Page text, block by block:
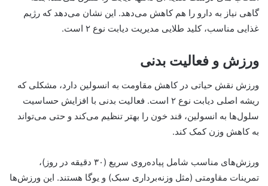
گاهی نیاز به دارو را هم کاهش می‌دهد. این نشان می‌دهد که رژیم
غذایی مناسب، کلید طلایی مدیریت دیابت نوع ۲ است.
ورزش و فعالیت بدنی
ورزش نقش حیاتی در کاهش مقاومت به انسولین دارد، مشکلی که
ریشه اصلی دیابت نوع ۲ است. فعالیت بدنی با افزایش حساسیت
سلول‌ها به انسولین، قند خون را بهتر تنظیم می‌کند و حتی می‌تواند
به کاهش وزن کمک کند.
ورزش‌های مناسب شامل پیاده‌روی سریع (۳۰ دقیقه در روز)،
تمرینات مقاومتی (مثل وزنه‌برداری سبک) و یوگا هستند. این ورزش‌ها